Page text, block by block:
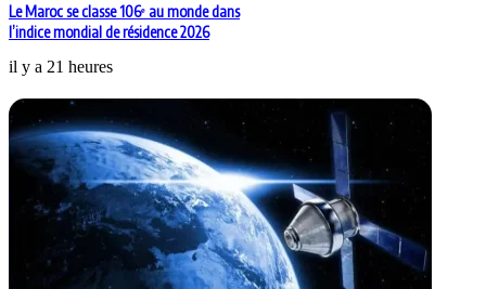
Le Maroc se classe 106ᵉ au monde dans
l’indice mondial de résidence 2026
il y a 21 heures